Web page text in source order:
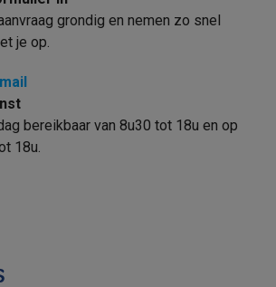
grondig en nemen zo snel
je op.
bereikbaar van 8u30 tot 18u en op
18u.